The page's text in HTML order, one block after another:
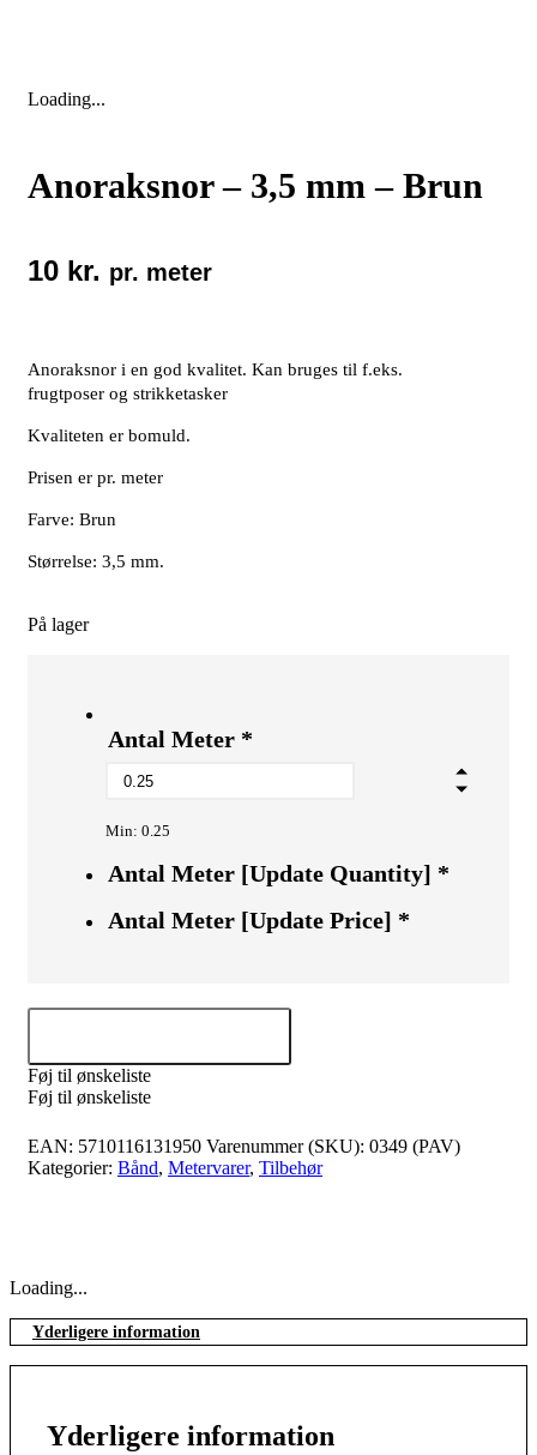
Loading...
Anoraksnor – 3,5 mm – Brun
10 kr. pr. meter
Anoraksnor i en god kvalitet. Kan bruges til f.eks.
frugtposer og strikketasker
Kvaliteten er bomuld.
Prisen er pr. meter
Farve: Brun
Størrelse: 3,5 mm.
På lager
Antal Meter *
Min: 0.25
Antal Meter [Update Quantity] *
Antal Meter [Update Price] *
Føj til ønskeliste
Føj til ønskeliste
EAN: 5710116131950 Varenummer (SKU): 0349 (PAV)
Kategorier: Bånd, Metervarer, Tilbehør
Loading...
Yderligere information
Yderligere information